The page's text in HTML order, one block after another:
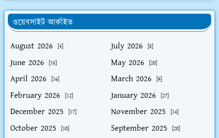
ওয়েবসাইট আর্কাইভ
August 2026
[4] July 2026 [8]
June 2026 [15] May 2026 [20]
April 2026 [16] March 2026 [9]
February 2026 [12] January 2026 [27]
December 2025 [17] November 2025 [14]
October 2025 [10] September 2025 [20]